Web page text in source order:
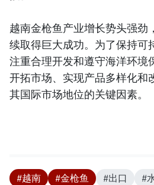
越南金枪鱼产业增长势头强劲
续取得巨大成功。为了保持可
注重合理开发和遵守海洋环境
开拓市场、实现产品多样化和
其国际市场地位的关键因素。
#越南 #金枪鱼 #出口 #